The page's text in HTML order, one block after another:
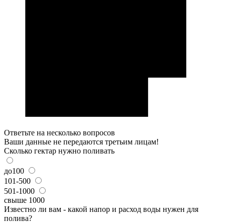
Ответьте на несколько вопросов
Ваши данные не передаются третьим лицам!
Сколько гектар нужно поливать
до100
101-500
501-1000
свыше 1000
Известно ли вам - какой напор и расход воды нужен для
полива?